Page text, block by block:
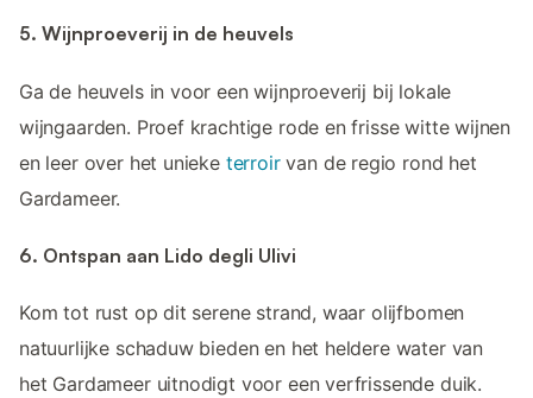
5. Wijnproeverij in de heuvels
Ga de heuvels in voor een wijnproeverij bij lokale
wijngaarden. Proef krachtige rode en frisse witte wijnen
en leer over het unieke terroirvan de regio rond het
Gardameer.
6. Ontspan aan Lido degli Ulivi
Kom tot rust op dit serene strand, waar olijfbomen
natuurlijke schaduw bieden en het heldere water van
het Gardameer uitnodigt voor een verfrissende duik.